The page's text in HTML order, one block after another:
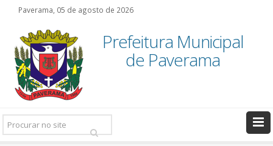
Paverama, 05 de agosto de 2026
Prefeitura Municipal
de Paverama
Pesquisar: